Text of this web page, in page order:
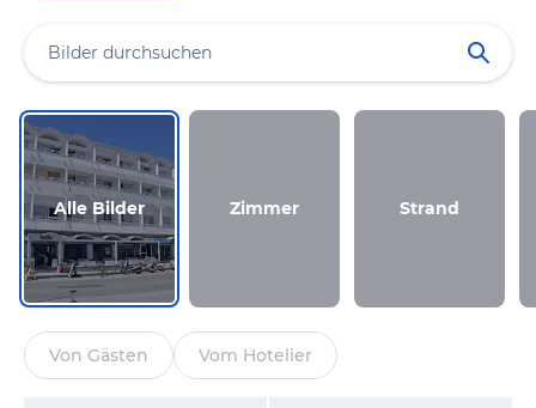
Alle Bilder Zimmer Strand
Von Gästen Vom Hotelier